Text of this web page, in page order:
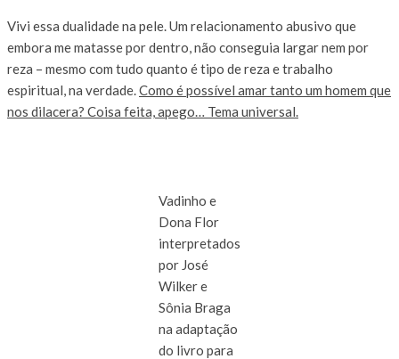
Vivi essa dualidade na pele. Um relacionamento abusivo que
embora me matasse por dentro, não conseguia largar nem por
reza – mesmo com tudo quanto é tipo de reza e trabalho
espiritual, na verdade.Como é possível amar tanto um homem que
nos dilacera? Coisa feita, apego… Tema universal.
Vadinho e
Dona Flor
interpretados
por José
Wilker e
Sônia Braga
na adaptação
do livro para